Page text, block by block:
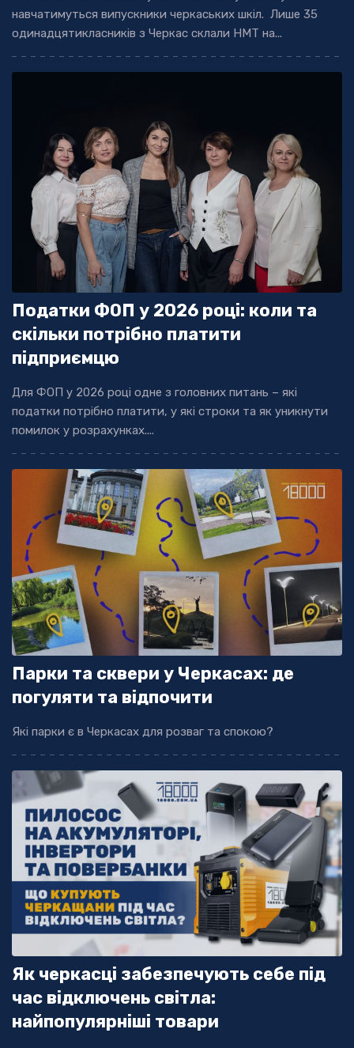
навчатимуться випускники черкаських шкіл. Лише 35
одинадцятикласників з Черкас склали НМТ на...
Податки ФОП у 2026 році: коли та
скільки потрібно платити
підприємцю
Для ФОП у 2026 році одне з головних питань – які
податки потрібно платити, у які строки та як уникнути
помилок у розрахунках....
Парки та сквери у Черкасах: де
погуляти та відпочити
Які парки є в Черкасах для розваг та спокою?
Як черкасці забезпечують себе під
час відключень світла:
найпопулярніші товари